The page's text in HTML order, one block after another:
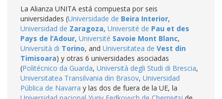
La Alianza UNITA está compuesta por seis
universidades (Universidade de Beira Interior,
Universidad de Zaragoza, Université de Pau et des
Pays de l’Adour, Université Savoie Mont Blanc,
Università di Torino, and Universitatea de Vest din
Timisoara) y otras 6 universidades asociadas
(Politécnico da Guarda, Università degli Studi di Brescia,
Universitatea Transilvania din Brasov, Universidad
Pública de Navarra y las dos de fuera de la UE, la